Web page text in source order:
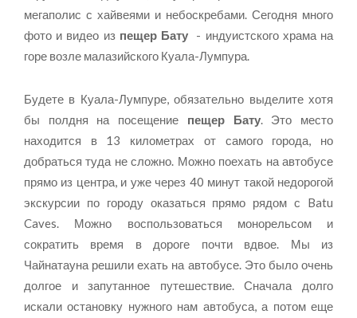
мегаполис с хайвеями и небоскребами. Сегодня много
фото и видео из пещер Бату - индуистского храма на
горе возле малазийского Куала-Лумпура.
Будете в Куала-Лумпуре, обязательно выделите хотя
бы полдня на посещение пещер Бату. Это место
находится в 13 километрах от самого города, но
добраться туда не сложно. Можно поехать на автобусе
прямо из центра, и уже через 40 минут такой недорогой
экскурсии по городу оказаться прямо рядом с Batu
Caves. Можно воспользоваться монорельсом и
сократить время в дороге почти вдвое. Мы из
Чайнатауна решили ехать на автобусе. Это было очень
долгое и запутанное путешествие. Сначала долго
искали остановку нужного нам автобуса, а потом еще